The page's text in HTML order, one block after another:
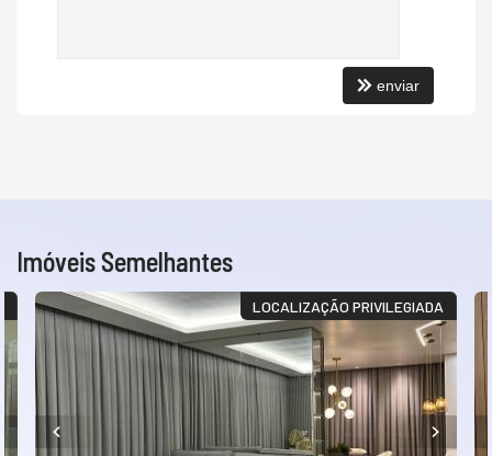
enviar
Imóveis Semelhantes
LOCALIZAÇÃO PRIVILEGIADA